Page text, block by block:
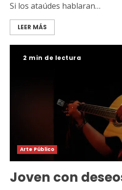
Si los ataúdes hablaran…
LEER MÁS
2 min de lectura
Arte Público
Joven con